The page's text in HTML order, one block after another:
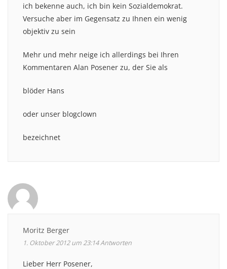
ich bekenne auch, ich bin kein Sozialdemokrat.
Versuche aber im Gegensatz zu Ihnen ein wenig
objektiv zu sein
Mehr und mehr neige ich allerdings bei Ihren
Kommentaren Alan Posener zu, der Sie als
blöder Hans
oder unser blogclown
bezeichnet
Moritz Berger
1. Oktober 2012 um 23:14Antworten
Lieber Herr Posener,